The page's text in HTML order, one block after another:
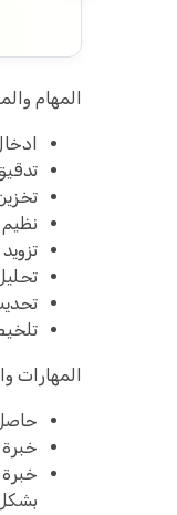
المهام
المهارات